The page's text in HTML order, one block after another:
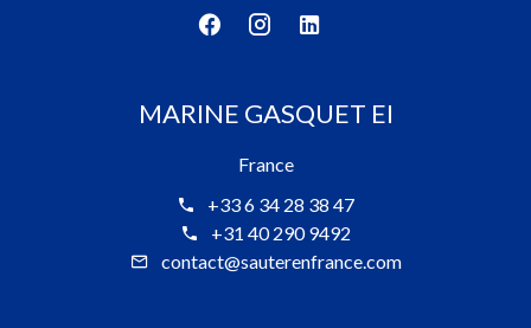
MARINE GASQUET EI
France
+33 6 34 28 38 47
+31 40 290 9492
contact@sauterenfrance.com